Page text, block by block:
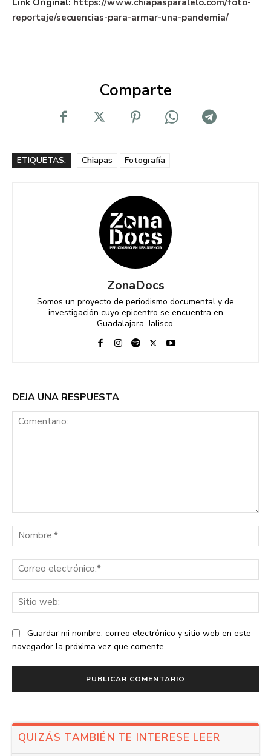
reportaje/secuencias-para-armar-una-pandemia/
Comparte
ETIQUETAS: Chiapas Fotografía
ZonaDocs
Somos un proyecto de periodismo documental y de
investigación cuyo epicentro se encuentra en
Guadalajara, Jalisco.
DEJA UNA RESPUESTA
Guardar mi nombre, correo electrónico y sitio web en este
navegador la próxima vez que comente.
QUIZÁS TAMBIÉN TE INTERESE LEER